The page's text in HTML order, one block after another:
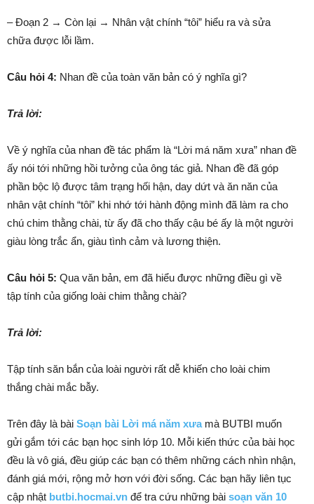
– Đoạn 2 → Còn lại → Nhân vật chính “tôi” hiểu ra và sửa
chữa được lỗi lầm.
Câu hỏi 4: Nhan đề của toàn văn bản có ý nghĩa gì?
Trả lời:
Về ý nghĩa của nhan đề tác phẩm là “Lời má năm xưa” nhan đề
ấy nói tới những hồi tưởng của ông tác giả. Nhan đề đã góp
phần bộc lộ được tâm trạng hối hận, day dứt và ăn năn của
nhân vật chính “tôi” khi nhớ tới hành động mình đã làm ra cho
chú chim thằng chài, từ ấy đã cho thấy cậu bé ấy là một người
giàu lòng trắc ẩn, giàu tình cảm và lương thiện.
Câu hỏi 5: Qua văn bản, em đã hiểu được những điều gì về
tập tính của giống loài chim thằng chài?
Trả lời:
Tập tính săn bắn của loài người rất dễ khiến cho loài chim
thắng chài mắc bẫy.
Trên đây là bài Soạn bài Lời má năm xưamà BUTBI muốn
gửi gắm tới các bạn học sinh lớp 10. Mỗi kiến thức của bài học
đều là vô giá, đều giúp các bạn có thêm những cách nhìn nhận,
đánh giá mới, rộng mở hơn với đời sống. Các bạn hãy liên tục
cập nhật butbi.hocmai.vn để tra cứu những bài soạn văn 10